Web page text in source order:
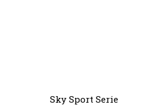
Sky Sport Serie